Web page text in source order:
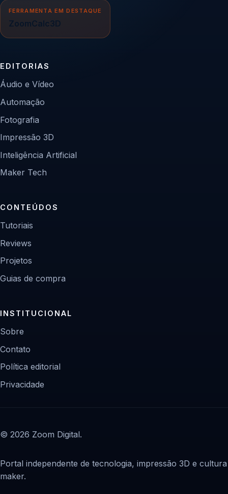
FERRAMENTA EM DESTAQUE
ZoomCalc3D
EDITORIAS
Áudio e Vídeo
Automação
Fotografia
Impressão 3D
Inteligência Artificial
Maker Tech
CONTEÚDOS
Tutoriais
Reviews
Projetos
Guias de compra
INSTITUCIONAL
Sobre
Contato
Política editorial
Privacidade
© 2026 Zoom Digital.
Portal independente de tecnologia, impressão 3D e cultura
maker.